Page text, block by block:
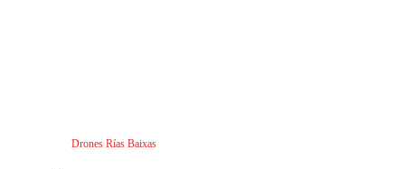
Drones Rías Baixas